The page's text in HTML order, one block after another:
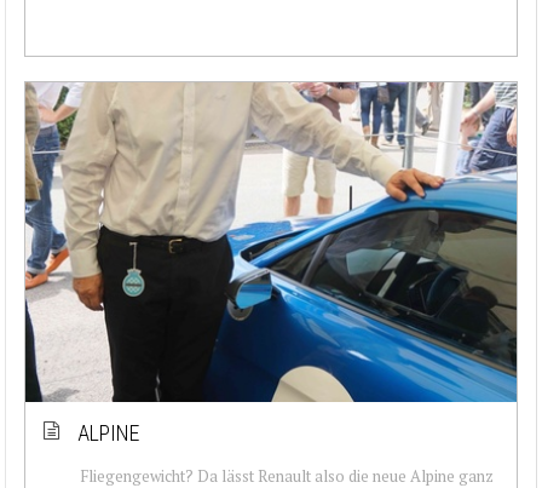
ALPINE
Fliegengewicht? Da lässt Renault also die neue Alpine ganz